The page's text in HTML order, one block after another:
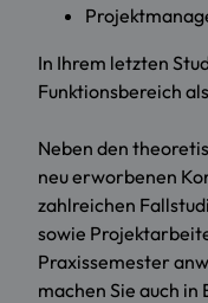
In Ihrem letzten
Funktionsbereich
Neben den
neu erworbenen
zahlreichen
sowie
Praxissemester
machen Sie auch in